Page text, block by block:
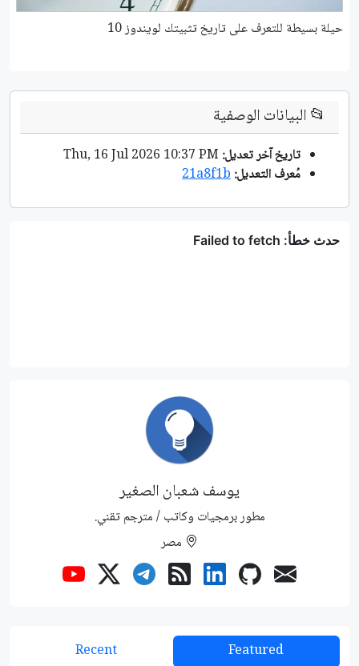
حيلة بسيطة للتعرف على تاريخ تثبيتك لويندوز 10
📂البيانات الوصفية
تاريخ آخر تعديل:
مُعرف التعديل:21a8f1b
يوسف شعبان الصغير
مطور برمجيات وكاتب / مترجم تقني.
مصر
Featured
Recent